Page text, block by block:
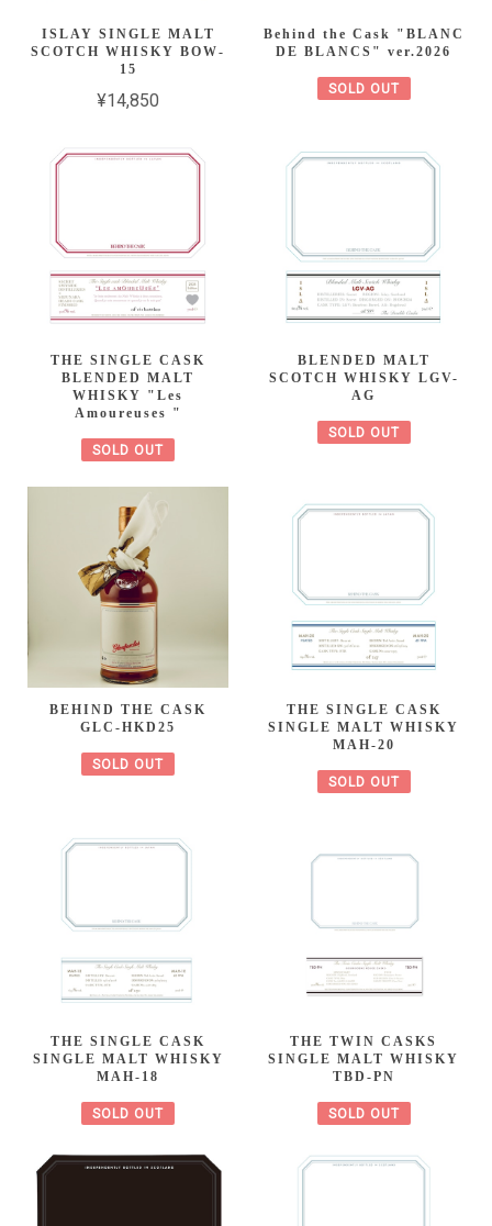
ISLAY SINGLE MALT
SCOTCH WHISKY BOW-
15
¥14,850
Behind the Cask "BLANC
DE BLANCS" ver.2026
SOLD OUT
THE SINGLE CASK
BLENDED MALT
WHISKY "Les
Amoureuses "
SOLD OUT
BLENDED MALT
SCOTCH WHISKY LGV-
AG
SOLD OUT
BEHIND THE CASK
GLC-HKD25
SOLD OUT
THE SINGLE CASK
SINGLE MALT WHISKY
MAH-20
SOLD OUT
THE SINGLE CASK
SINGLE MALT WHISKY
MAH-18
SOLD OUT
THE TWIN CASKS
SINGLE MALT WHISKY
TBD-PN
SOLD OUT